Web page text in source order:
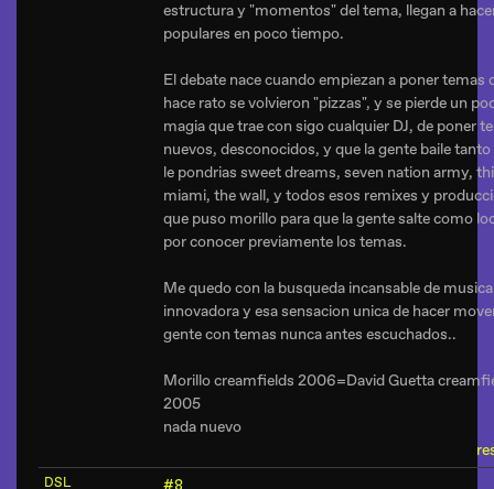
estructura y "momentos" del tema, llegan a
populares en poco tiempo.
El debate nace cuando empiezan a poner temas
hace rato se volvieron "pizzas", y se pierde un
magia que trae con sigo cualquier DJ, de poner
nuevos, desconocidos, y que la gente baile
le pondrias sweet dreams, seven nation army,
miami, the wall, y todos esos remixes y
que puso morillo para que la gente salte como
por conocer previamente los temas.
Me quedo con la busqueda incansable de
innovadora y esa sensacion unica de hacer
gente con temas nunca antes escuchados..
Morillo creamfields 2006=David Guetta
2005
nada nuevo
DSL #8